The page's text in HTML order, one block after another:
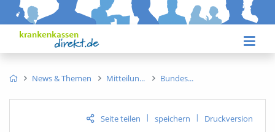
News & Themen Mitteilun Bundes
Seite teilen | speichern | Druckversion